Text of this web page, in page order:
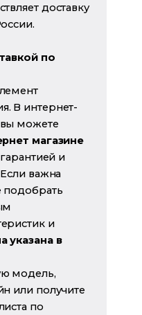
доставку
по
В интернет-
можете
магазине
и
важна
подобрать
и
указана в
модель,
или получите
по